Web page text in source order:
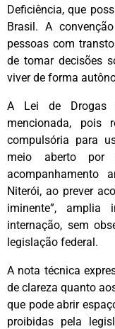
Deficiência, que
Brasil. A
pessoas com
de tomar decisões
viver de forma
A Lei de Drogas
mencionada, pois
compulsória para
meio aberto por
acompanhamento
Niterói, ao prever
iminente”, amplia
internação, sem
legislação federal.
A nota técnica
de clareza quanto
que pode abrir
proibidas pela